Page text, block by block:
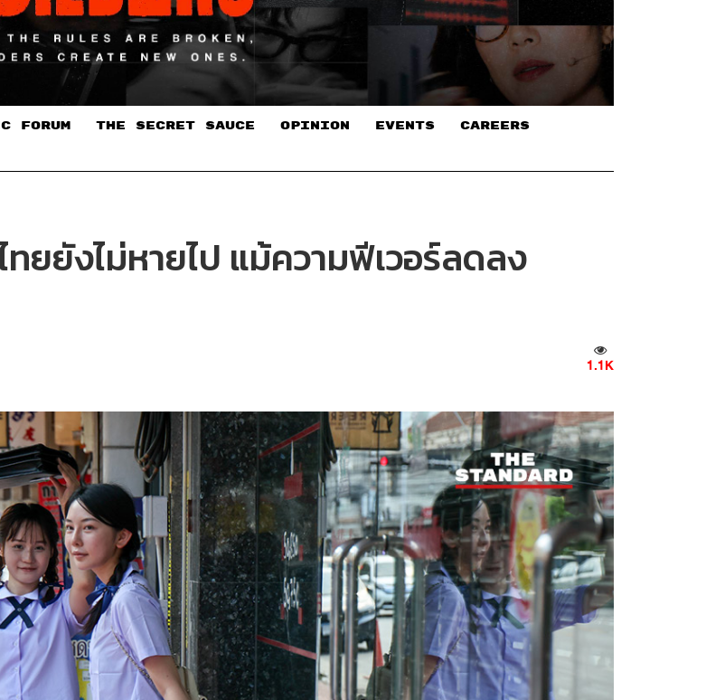
FORUM THE SECRET SAUCE​ OPINION EVENTS CAREERS
ยยังไม่หายไป แม้ความฟีเวอร์ลดลง
1.1K